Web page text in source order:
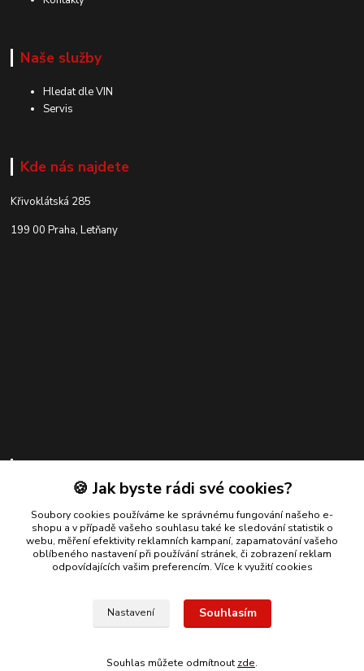
Naše služby
Hledat dle VIN
Servis
Kde nás najdete
Křivoklátská 285
199 00 Praha, Letňany
Kontakty
+420 739 924 550
(Po-Pá, 8-17 hod.)
info@bmautodily.cz
Copyright 2026 BM-AUTODÍLY. Všechna práva vyhrazena.
🍪 Jak byste rádi své cookies?
Soubory cookies používáme ke správnému fungování našeho e-
shopu a v případě vašeho souhlasu také ke sledování statistik o
webu, měření efektivity reklamních kampaní, zapamatování vašeho
oblíbeného nastavení při používání stránek, či zobrazení reklam
odpovídajících vašim preferencím. Více k využití cookies
Nastavení Souhlasím
Souhlas můžete odmítnout zde.